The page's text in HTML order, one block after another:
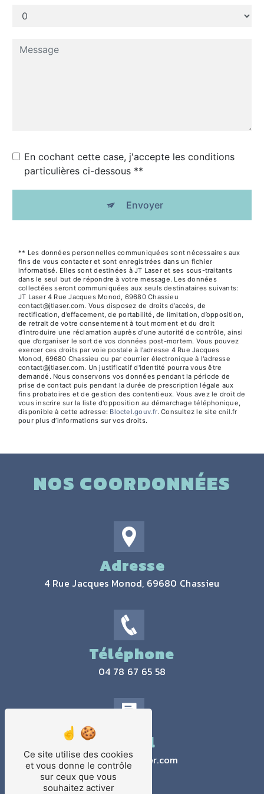
En cochant cette case, j'accepte les conditions
particulières ci-dessous **
Envoyer
** Les données personnelles communiquées sont nécessaires aux
fins de vous contacter et sont enregistrées dans un fichier
informatisé. Elles sont destinées à JT Laser et ses sous-traitants
dans le seul but de répondre à votre message. Les données
collectées seront communiquées aux seuls destinataires suivants:
JT Laser 4 Rue Jacques Monod, 69680 Chassieu
contact@jtlaser.com. Vous disposez de droits d’accès, de
rectification, d’effacement, de portabilité, de limitation, d’opposition,
de retrait de votre consentement à tout moment et du droit
d’introduire une réclamation auprès d’une autorité de contrôle, ainsi
que d’organiser le sort de vos données post-mortem. Vous pouvez
exercer ces droits par voie postale à l'adresse 4 Rue Jacques
Monod, 69680 Chassieu ou par courrier électronique à l'adresse
contact@jtlaser.com. Un justificatif d'identité pourra vous être
demandé. Nous conservons vos données pendant la période de
prise de contact puis pendant la durée de prescription légale aux
fins probatoires et de gestion des contentieux. Vous avez le droit de
vous inscrire sur la liste d'opposition au démarchage téléphonique,
disponible à cette adresse: Bloctel.gouv.fr. Consultez le site cnil.fr
pour plus d’informations sur vos droits.
NOS COORDONNÉES
Adresse
4 Rue Jacques Monod, 69680 Chassieu
Téléphone
04 78 67 65 58
Email
contact@jtlaser.com
Ce site utilise des cookies
et vous donne le contrôle
sur ceux que vous
souhaitez activer